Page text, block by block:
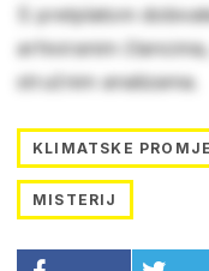
S pretplatom
arhiviranim
stručnim analizama.
KLIMATSKE
MISTERIJ